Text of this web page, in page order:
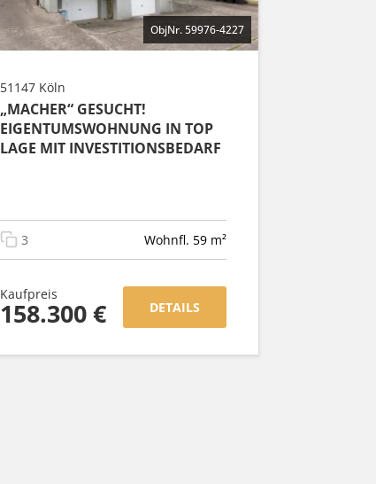
ObjNr. 59976-4227
51147 Köln
„MACHER“ GESUCHT!
EIGENTUMSWOHNUNG IN TOP
LAGE MIT INVESTITIONSBEDARF
3 Wohnfl. 59 m²
Kaufpreis
158.300 € DETAILS